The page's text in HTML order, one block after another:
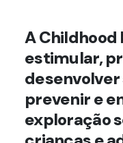
A Childhood
estimular,
prevenir e
exploração